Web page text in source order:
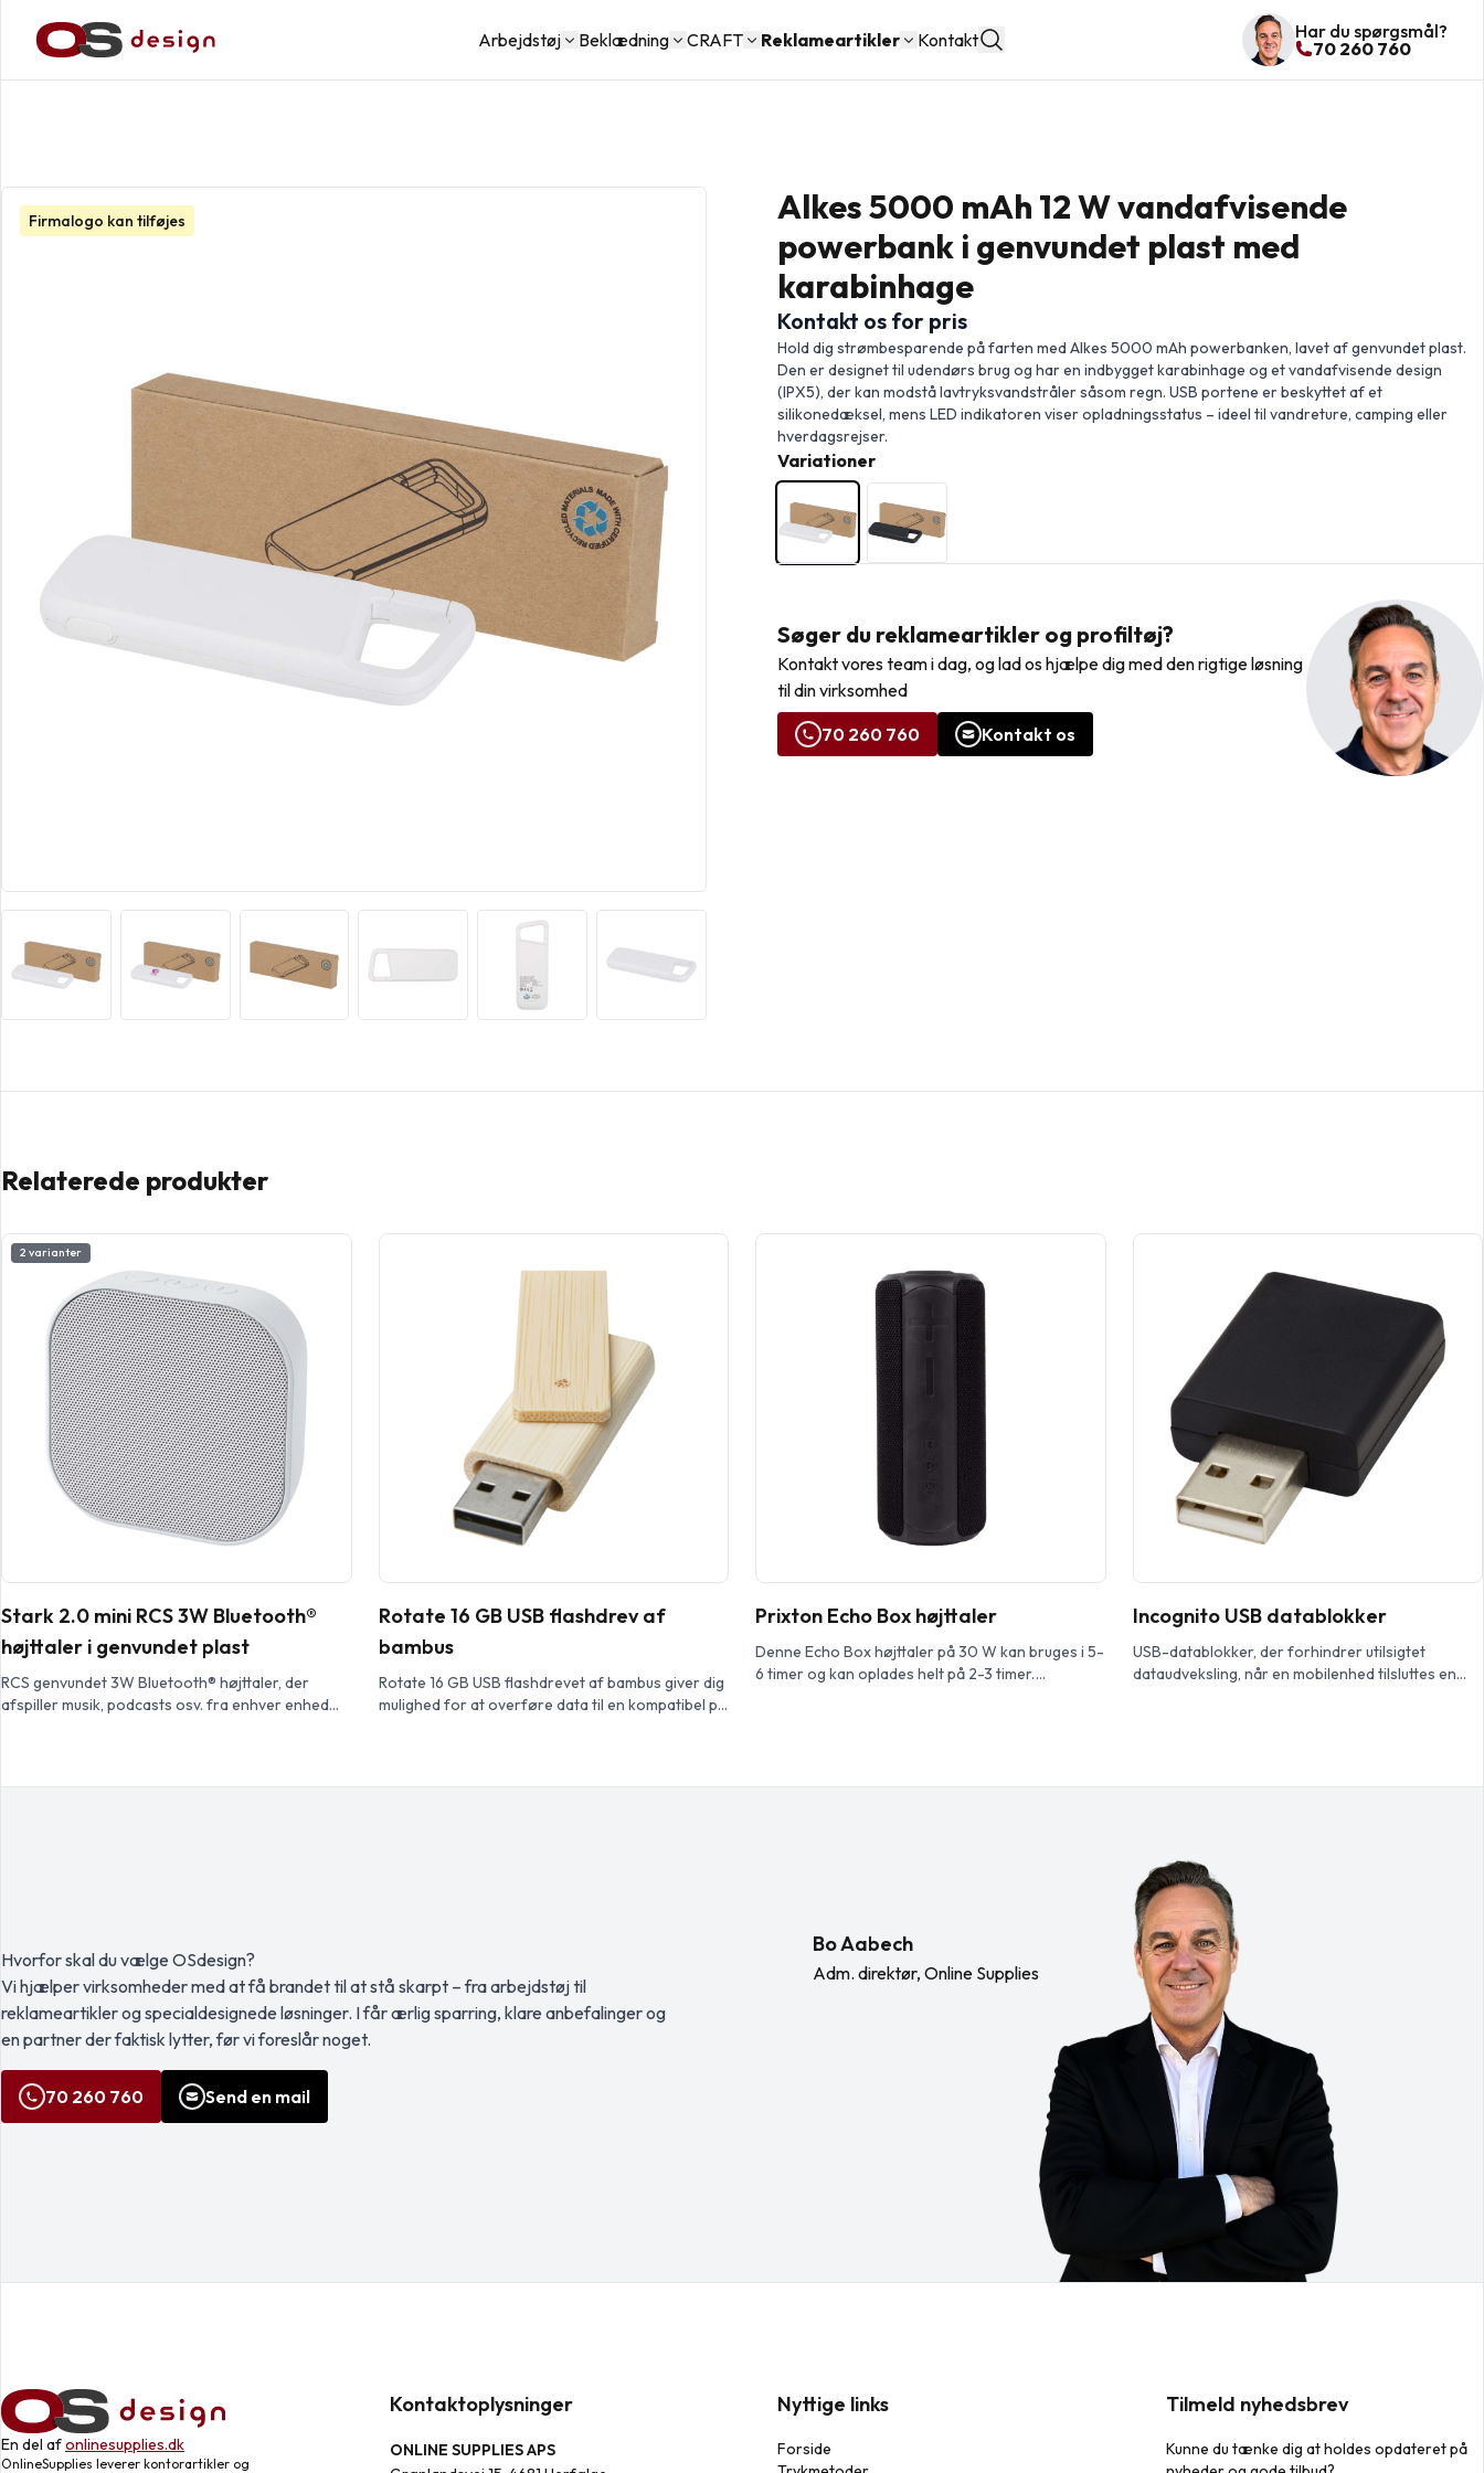
Arbejdstøj Beklædning CRAFT Reklameartikler Kontakt
Har du spørgsmål?
70 260 760
Firmalogo kan tilføjes
Alkes 5000 mAh 12 W vandafvisende
powerbank i genvundet plast med
karabinhage
Kontakt os for pris
Hold dig strømbesparende på farten med Alkes 5000 mAh powerbanken, lavet af genvundet plast.
Den er designet til udendørs brug og har en indbygget karabinhage og et vandafvisende design
(IPX5), der kan modstå lavtryksvandstråler såsom regn. USB portene er beskyttet af et
silikonedæksel, mens LED indikatoren viser opladningsstatus – ideel til vandreture, camping eller
hverdagsrejser.
Variationer
Søger du reklameartikler og profiltøj?
Kontakt vores team i dag, og lad os hjælpe dig med den rigtige løsning
til din virksomhed
70 260 760
Kontakt os
Relaterede produkter
2 varianter
Stark 2.0 mini RCS 3W Bluetooth®
højttaler i genvundet plast
RCS genvundet 3W Bluetooth® højttaler, der
afspiller musik, podcasts osv. fra enhver enhed
Rotate 16 GB USB flashdrev af
bambus
Rotate 16 GB USB flashdrevet af bambus giver dig
mulighed for at overføre data til en kompatibel pc
Prixton Echo Box højttaler
Denne Echo Box højttaler på 30 W kan bruges i 5-
6 timer og kan oplades helt på 2-3 timer.
Incognito USB datablokker
USB-datablokker, der forhindrer utilsigtet
dataudveksling, når en mobilenhed tilsluttes en
Hvorfor skal du vælge OSdesign?
Vi hjælper virksomheder med at få brandet til at stå skarpt – fra arbejdstøj til
reklameartikler og specialdesignede løsninger. I får ærlig sparring, klare anbefalinger og
en partner der faktisk lytter, før vi foreslår noget.
70 260 760 Send en mail
Bo Aabech
Adm. direktør, Online Supplies
En del afonlinesupplies.dk
OnlineSupplies leverer kontorartikler og
Kontaktoplysninger
ONLINE SUPPLIES APS
Nyttige links
Forside
Tilmeld nyhedsbrev
Kunne du tænke dig at holdes opdateret på